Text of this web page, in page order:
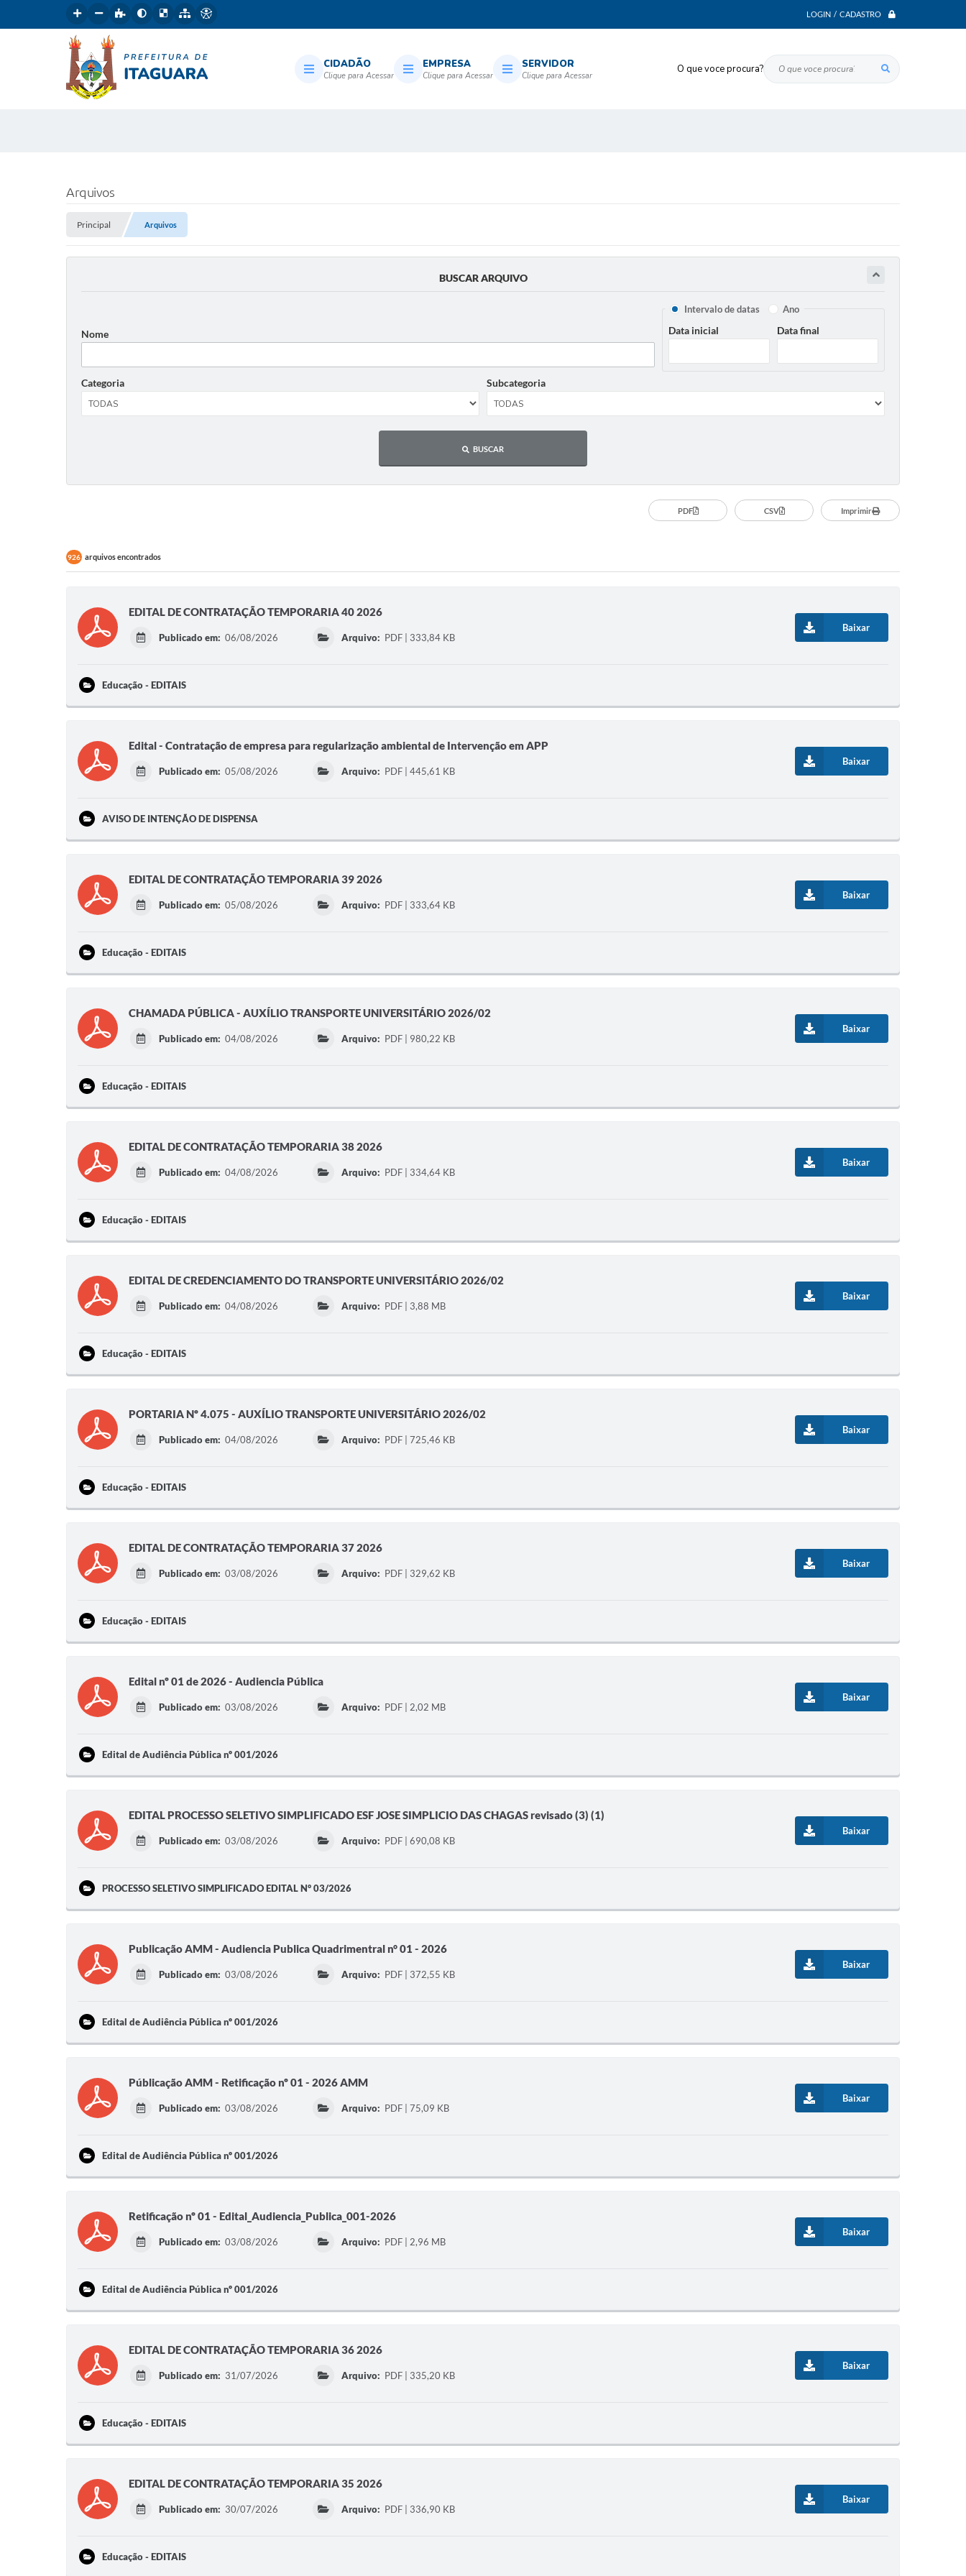
LOGIN / CADASTRO
O que voce procura?
CIDADÃO EMPRESA SERVIDOR
Arquivos
Principal Arquivos
BUSCAR ARQUIVO
Nome
Intervalo de datas Ano
Data inicial Data final
Categoria Subcategoria
BUSCAR
PDF CSV Imprimir
926 arquivos encontrados
EDITAL DE CONTRATAÇÃO TEMPORARIA 40 2026
Publicado em: 06/08/2026 Arquivo: PDF | 333,84 KB
Baixar
Educação - EDITAIS
Edital - Contratação de empresa para regularização ambiental de Intervenção em APP
Publicado em: 05/08/2026 Arquivo: PDF | 445,61 KB
Baixar
AVISO DE INTENÇÃO DE DISPENSA
EDITAL DE CONTRATAÇÃO TEMPORARIA 39 2026
Publicado em: 05/08/2026 Arquivo: PDF | 333,64 KB
Baixar
Educação - EDITAIS
CHAMADA PÚBLICA - AUXÍLIO TRANSPORTE UNIVERSITÁRIO 2026/02
Publicado em: 04/08/2026 Arquivo: PDF | 980,22 KB
Baixar
Educação - EDITAIS
EDITAL DE CONTRATAÇÃO TEMPORARIA 38 2026
Publicado em: 04/08/2026 Arquivo: PDF | 334,64 KB
Baixar
Educação - EDITAIS
EDITAL DE CREDENCIAMENTO DO TRANSPORTE UNIVERSITÁRIO 2026/02
Publicado em: 04/08/2026 Arquivo: PDF | 3,88 MB
Baixar
Educação - EDITAIS
PORTARIA Nº 4.075 - AUXÍLIO TRANSPORTE UNIVERSITÁRIO 2026/02
Publicado em: 04/08/2026 Arquivo: PDF | 725,46 KB
Baixar
Educação - EDITAIS
EDITAL DE CONTRATAÇÃO TEMPORARIA 37 2026
Publicado em: 03/08/2026 Arquivo: PDF | 329,62 KB
Baixar
Educação - EDITAIS
Edital nº 01 de 2026 - Audiencia Pública
Publicado em: 03/08/2026 Arquivo: PDF | 2,02 MB
Baixar
Edital de Audiência Pública nº 001/2026
EDITAL PROCESSO SELETIVO SIMPLIFICADO ESF JOSE SIMPLICIO DAS CHAGAS revisado (3) (1)
Publicado em: 03/08/2026 Arquivo: PDF | 690,08 KB
Baixar
PROCESSO SELETIVO SIMPLIFICADO EDITAL N° 03/2026
Publicação AMM - Audiencia Publica Quadrimentral n° 01 - 2026
Publicado em: 03/08/2026 Arquivo: PDF | 372,55 KB
Baixar
Edital de Audiência Pública nº 001/2026
Públicação AMM - Retificação nº 01 - 2026 AMM
Publicado em: 03/08/2026 Arquivo: PDF | 75,09 KB
Baixar
Edital de Audiência Pública nº 001/2026
Retificação nº 01 - Edital_Audiencia_Publica_001-2026
Publicado em: 03/08/2026 Arquivo: PDF | 2,96 MB
Baixar
Edital de Audiência Pública nº 001/2026
EDITAL DE CONTRATAÇÃO TEMPORARIA 36 2026
Publicado em: 31/07/2026 Arquivo: PDF | 335,20 KB
Baixar
Educação - EDITAIS
EDITAL DE CONTRATAÇÃO TEMPORARIA 35 2026
Publicado em: 30/07/2026 Arquivo: PDF | 336,90 KB
Baixar
Educação - EDITAIS